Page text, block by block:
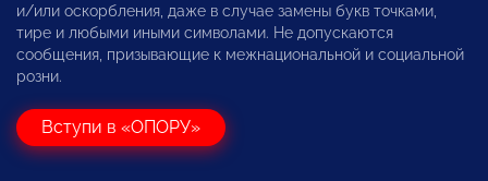
и/или оскорбления, даже в случае замены букв точками,
тире и любыми иными символами. Не допускаются
сообщения, призывающие к межнациональной и социальной
розни.
Вступи в «ОПОРУ»